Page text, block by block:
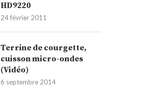
HD9220
24 février 2011
Terrine de courgette,
cuisson micro-ondes
(Vidéo)
6 septembre 2014